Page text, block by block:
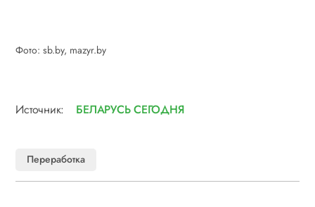
Фото: sb.by, mazyr.by
Источник: БЕЛАРУСЬ СЕГОДНЯ
Переработка